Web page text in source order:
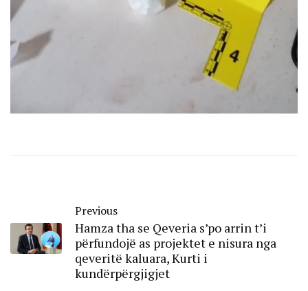
Previous
Hamza tha se Qeveria s’po arrin t’i
përfundojë as projektet e nisura nga
qeveritë kaluara, Kurti i
kundërpërgjigjet